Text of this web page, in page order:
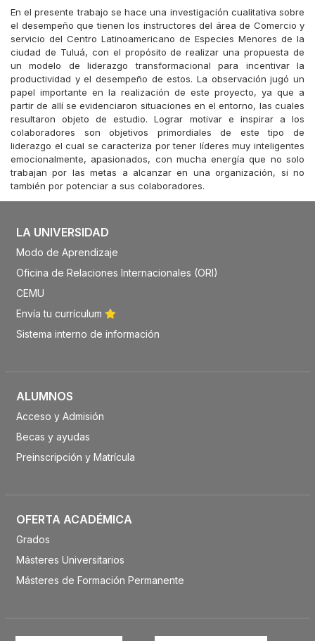
En el presente trabajo se hace una investigación cualitativa sobre
el desempeño que tienen los instructores del área de Comercio y
servicio del Centro Latinoamericano de Especies Menores de la
ciudad de Tuluá, con el propósito de realizar una propuesta de
un modelo de liderazgo transformacional para incentivar la
productividad y el desempeño de estos. La observación jugó un
papel importante en la realización de este proyecto, ya que a
partir de allí se evidenciaron situaciones en el entorno, las cuales
resultaron objeto de estudio. Lograr motivar e inspirar a los
colaboradores son objetivos primordiales de este tipo de
liderazgo el cual se caracteriza por tener líderes muy inteligentes
emocionalmente, apasionados, con mucha energía que no solo
trabajan por las metas a alcanzar en una organización, si no
también por potenciar a sus colaboradores.
LA UNIVERSIDAD
Modo de Aprendizaje
Oficina de Relaciones Internacionales (ORI)
CEMU
Envía tu currículum
Sistema interno de información
ALUMNOS
Acceso y Admisión
Becas y ayudas
Preinscripción y Matrícula
OFERTA ACADÉMICA
Grados
Másteres Universitarios
Másteres de Formación Permanente